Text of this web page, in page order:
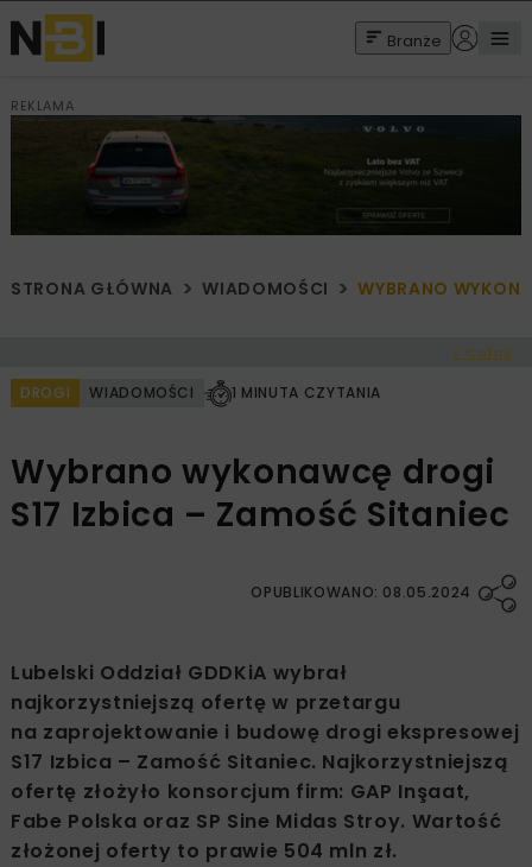
Branże
REKLAMA
STRONA GŁÓWNA WIADOMOŚCI WYBRANO
< Cofnij
DROGI WIADOMOŚCI 1 MINUTA CZYTANIA
Wybrano wykonawcę drogi
S17 Izbica – Zamość Sitaniec
OPUBLIKOWANO: 08.05.2024
Lubelski Oddział GDDKiA wybrał
najkorzystniejszą ofertę w przetargu
na zaprojektowanie i budowę drogi ekspresowej
S17 Izbica – Zamość Sitaniec. Najkorzystniejszą
ofertę złożyło konsorcjum firm: GAP Inşaat,
Fabe Polska oraz SP Sine Midas Stroy. Wartość
złożonej oferty to prawie 504 mln zł.